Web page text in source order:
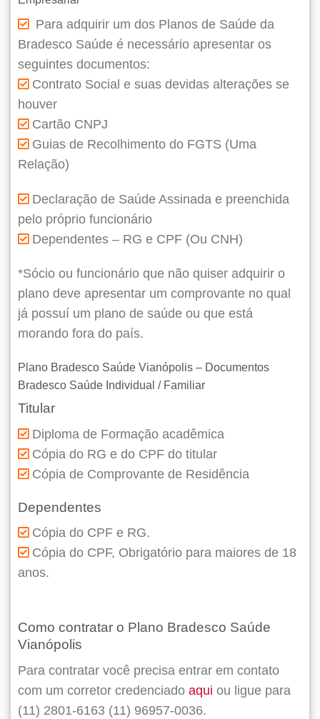
Para adquirir um dos Planos de Saúde da
Bradesco Saúde é necessário apresentar os
seguintes documentos:
Contrato Social e suas devidas alterações se
houver
Cartão CNPJ
Guias de Recolhimento do FGTS (Uma
Relação)
Declaração de Saúde Assinada e preenchida
pelo próprio funcionário
Dependentes – RG e CPF (Ou CNH)
*Sócio ou funcionário que não quiser adquirir o
plano deve apresentar um comprovante no qual
já possuí um plano de saúde ou que está
morando fora do país.
Plano Bradesco Saúde Vianópolis – Documentos
Bradesco Saúde Individual / Familiar
Titular
Diploma de Formação acadêmica
Cópia do RG e do CPF do titular
Cópia de Comprovante de Residência
Dependentes
Cópia do CPF e RG.
Cópia do CPF, Obrigatório para maiores de 18
anos.
Como contratar o Plano Bradesco Saúde
Vianópolis
Para contratar você precisa entrar em contato
com um corretor credenciado aqui ou ligue para
(11) 2801-6163 (11) 96957-0036.